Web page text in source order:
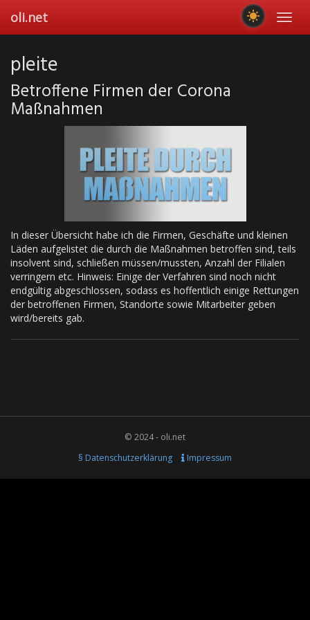
main
oli.net
pleite
Betroffene Firmen der Corona
Maßnahmen
In dieser Übersicht habe ich die Firmen, Geschäfte und kleinen
Läden aufgelistet die durch die Maßnahmen betroffen sind, teils
insolvent sind, schließen müssen/mussten, Anzahl der Filialen
verringern etc. Hinweis: Einige der Verfahren sind noch nicht
endgültig abgeschlossen, sodass es hoffentlich einige Rettungen
der betroffenen Firmen, Standorte sowie Mitarbeiter geben
wird/bereits gab.
© 2024 - oli.net
§ Datenschutzerklärung
Impressum